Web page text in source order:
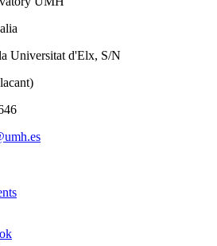
Universitat d'Elx, S/N